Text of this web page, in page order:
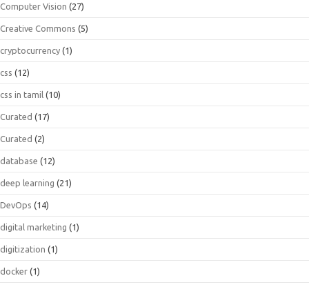
Computer Vision (27)
Creative Commons (5)
cryptocurrency (1)
css (12)
css in tamil (10)
Curated (17)
Curated (2)
database (12)
deep learning (21)
DevOps (14)
digital marketing (1)
digitization (1)
docker (1)